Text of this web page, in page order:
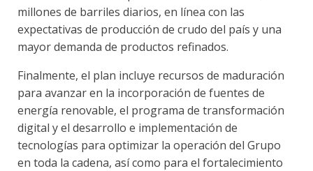
millones de barriles diarios, en línea con las
expectativas de producción de crudo del país y una
mayor demanda de productos refinados.
Finalmente, el plan incluye recursos de maduración
para avanzar en la incorporación de fuentes de
energía renovable, el programa de transformación
digital y el desarrollo e implementación de
tecnologías para optimizar la operación del Grupo
en toda la cadena, así como para el fortalecimiento